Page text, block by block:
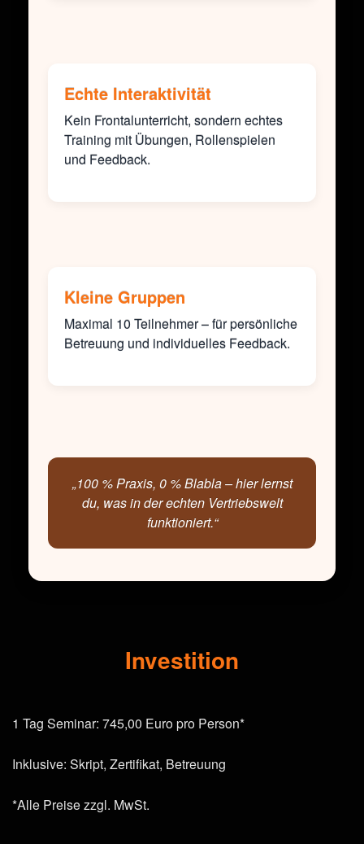
Echte Interaktivität
Kein Frontalunterricht, sondern echtes
Training mit Übungen, Rollenspielen
und Feedback.
Kleine Gruppen
Maximal 10 Teilnehmer – für persönliche
Betreuung und individuelles Feedback.
„100 % Praxis, 0 % Blabla – hier lernst
du, was in der echten Vertriebswelt
funktioniert.“
Investition
1 Tag Seminar: 745,00 Euro pro Person*
Inklusive: Skript, Zertifikat, Betreuung
*Alle Preise zzgl. MwSt.